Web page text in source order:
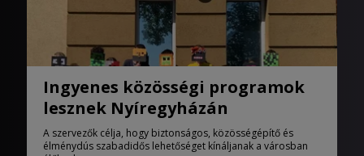
Ingyenes közösségi programok
lesznek Nyíregyházán
A szervezők célja, hogy biztonságos, közösségépítő és
élménydús szabadidős lehetőséget kínáljanak a városban